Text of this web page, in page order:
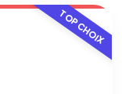
TOP CHOIX